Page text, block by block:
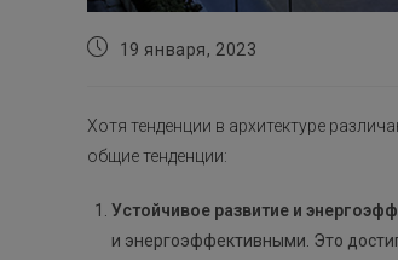
Запись19 января, 2023
Хотя тенденции в архитектуре
общие тенденции:
Устойчивое развитие и
и энергоэффективными. Это